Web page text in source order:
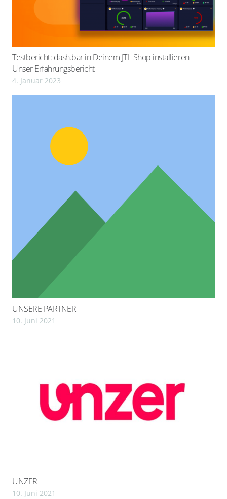
Testbericht: dash.bar in Deinem JTL-Shop installieren –
Unser Erfahrungsbericht
4. Januar 2023
UNSERE PARTNER
10. Juni 2021
UNZER
10. Juni 2021